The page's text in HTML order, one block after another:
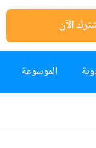
الآن
الموسوعة